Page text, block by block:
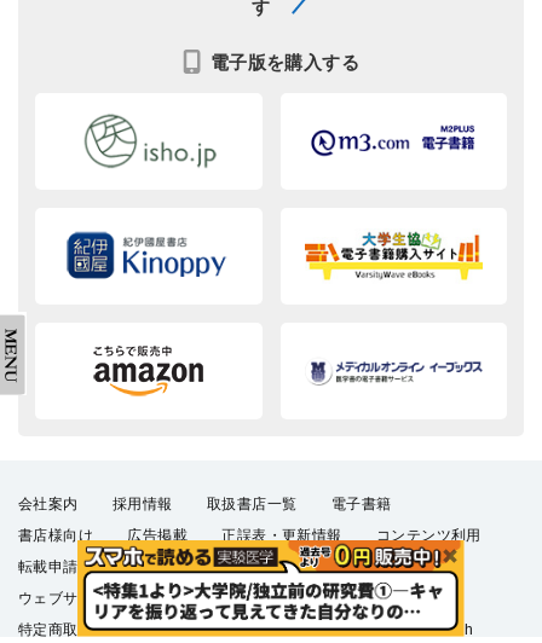
す
電子版を購入する
会社案内 採用情報 取扱書店一覧
電子書籍
書店様向け
広告掲載 正誤表・更新情報
コンテンツ利用
転載申請
プライバシーポリシー
羊土社会員規約
ウェブサイト利用規約
羊土社のSNS・メールマガジン
特定商取引法に基づく表示
FAQ お問い合わせ English